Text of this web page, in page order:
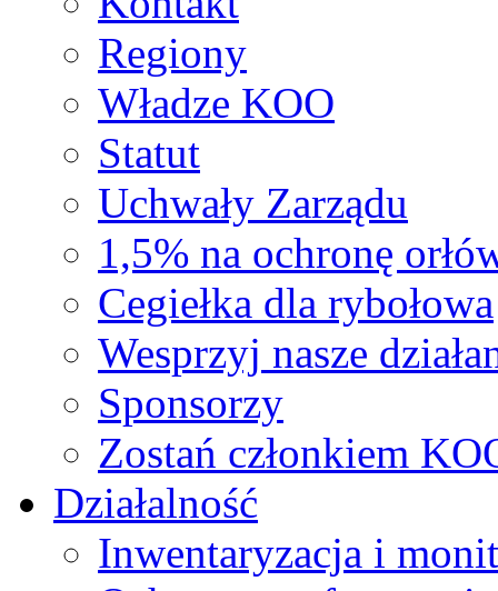
Regiony
Władze KOO
Statut
Uchwały Zarządu
1,5% na ochronę
Cegiełka dla rybołowa
Wesprzyj nasze
Sponsorzy
Zostań członkiem
Działalność
Inwentaryzacja i